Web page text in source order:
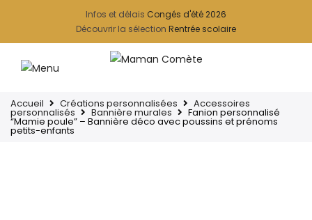
Infos et délais Congés d'été 2026
Découvrir la sélection Rentrée scolaire
Accueil Créations personnalisées Accessoires
personnalisés Bannière murales Fanion personnalisé
“Mamie poule” – Bannière déco avec poussins et prénoms
petits-enfants